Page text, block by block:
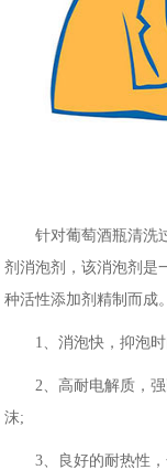
针对葡萄酒瓶清洗过
剂消泡剂，该消泡剂是
种活性添加剂精制而成
1、消泡快，抑泡时
2、高耐电解质，强
沫;
3、良好的耐热性，